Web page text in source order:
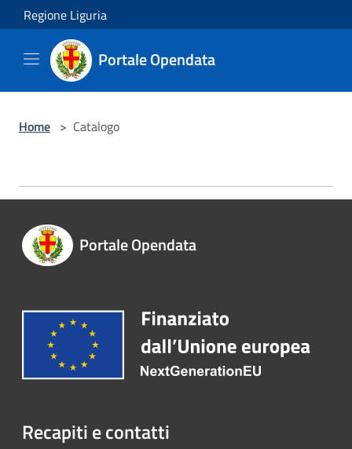
Salta al contenuto principale
Regione Liguria
Portale Opendata
Home > Catalogo
Portale Opendata
Recapiti e contatti